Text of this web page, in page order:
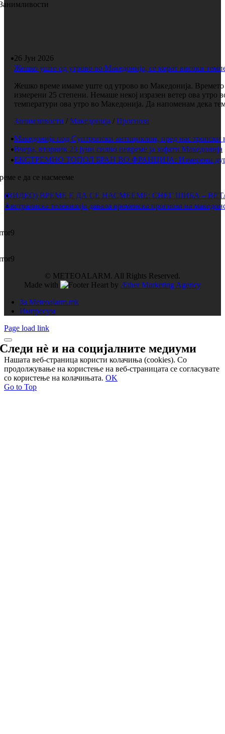
26 Јун 2026
Жешко уште од утрово во Македонија, се мерат високи
Жешко време имаме уште од утрово во Македонија. Времето
измерени 25 степени. Немаше некој изразен ветер ова
температури ова утро во Македонија. Да напоменам дека
Занимливости / Македонија / Прогноза
Македонија под Суптропски антициклон, пред нас тропски
Вчера, вторник 23 јуни силно невреме ја зафати Македонија
ЕКСТРЕМНО ТОПОЛ БРАН ВО ФРАНЦИЈА: Измерени дури
е да се насмееме
(ВИДЕО) ВРЕМЕ Е ДА СЕ НАСМЕЕМЕ: СНЕГ ШИБА –
Австралиска телевизија давала временска прогноза на
© METEOALARM. All Rights Reserved.
Made with
by Æther Marketing Agency
За Meteoalarm.mk
Импресум
Page load link
Следи нѐ и насоцијалните медиуми
Нашата веб-страница користи колачиња (cookies). Со
продолжување на користење на веб-страницата се согласувате
со користење на колачињата. OK
Go to Top